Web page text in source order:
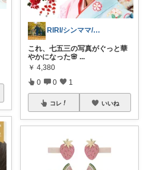
RIRI/シンママ/二児の母/フリー
これ、七五三の写真がぐっと華
やかになった🌸 ...
￥ 4,380
0 0 1
コレ いいね